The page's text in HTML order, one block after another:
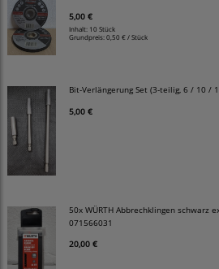
5,00 €
Inhalt: 10 Stück
Grundpreis:0,50 € / Stück
Bit-Verlängerung Set (3-teilig, 6 / 10 /
5,00 €
50x WÜRTH Abbrechklingen schwarz
071566031
20,00 €